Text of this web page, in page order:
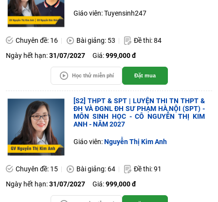
Giáo viên: Tuyensinh247
Chuyên đề: 16 Bài giảng: 53
Đề thi: 84
Ngày hết hạn:31/07/2027 Giá:999,000 đ
Học thử miễn phí Đặt mua
[S2] THPT & SPT | LUYỆN THI TN THPT &
ĐH VÀ ĐGNL ĐH SƯ PHẠM HÀ NỘI (SPT) -
MÔN SINH HỌC - CÔ NGUYỄN THỊ KIM
ANH - NĂM 2027
Giáo viên:Nguyễn Thị Kim Anh
Chuyên đề: 15 Bài giảng: 64
Đề thi: 91
Ngày hết hạn:31/07/2027 Giá:999,000 đ